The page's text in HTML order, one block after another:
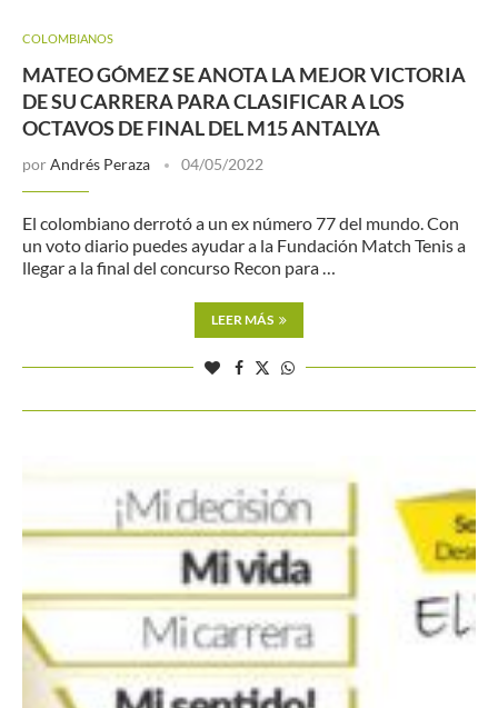
COLOMBIANOS
MATEO GÓMEZ SE ANOTA LA MEJOR VICTORIA
DE SU CARRERA PARA CLASIFICAR A LOS
OCTAVOS DE FINAL DEL M15 ANTALYA
por Andrés Peraza 04/05/2022
El colombiano derrotó a un ex número 77 del mundo. Con
un voto diario puedes ayudar a la Fundación Match Tenis a
llegar a la final del concurso Recon para …
LEER MÁS